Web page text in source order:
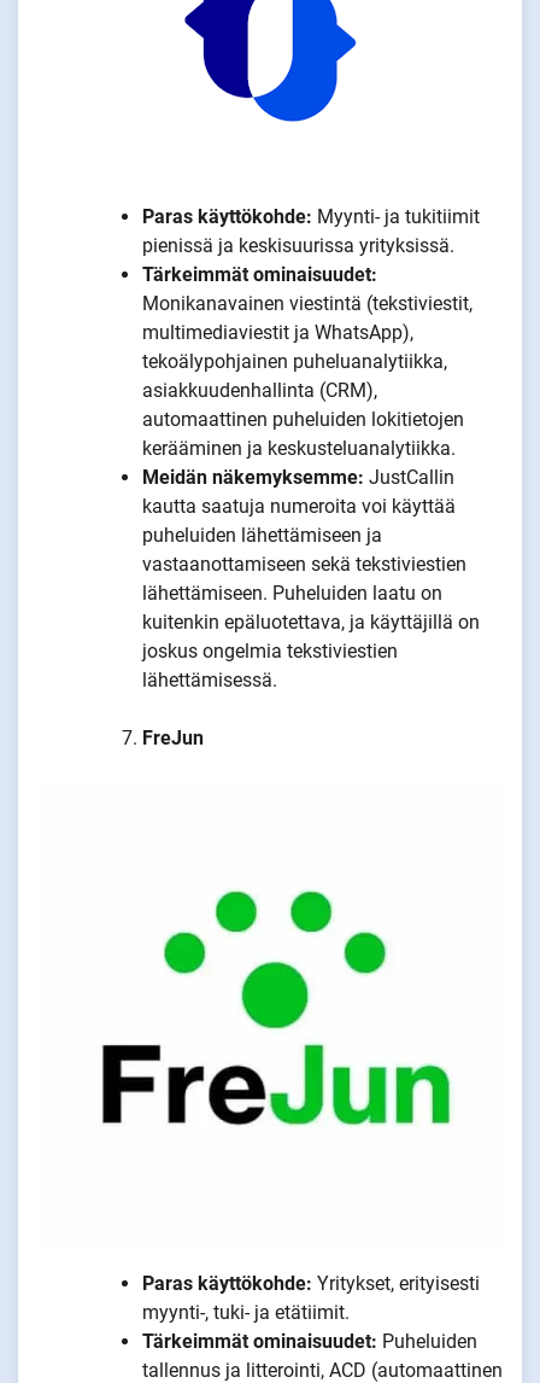
Paras käyttökohde: Myynti- ja tukitiimit
pienissä ja keskisuurissa yrityksissä.
Tärkeimmät ominaisuudet:
Monikanavainen viestintä (tekstiviestit,
multimediaviestit ja WhatsApp),
tekoälypohjainen puheluanalytiikka,
asiakkuudenhallinta (CRM),
automaattinen puheluiden lokitietojen
kerääminen ja keskusteluanalytiikka.
Meidän näkemyksemme: JustCallin
kautta saatuja numeroita voi käyttää
puheluiden lähettämiseen ja
vastaanottamiseen sekä tekstiviestien
lähettämiseen. Puheluiden laatu on
kuitenkin epäluotettava, ja käyttäjillä on
joskus ongelmia tekstiviestien
lähettämisessä.
FreJun
Paras käyttökohde: Yritykset, erityisesti
myynti-, tuki- ja etätiimit.
Tärkeimmät ominaisuudet: Puheluiden
tallennus ja litterointi, ACD (automaattinen